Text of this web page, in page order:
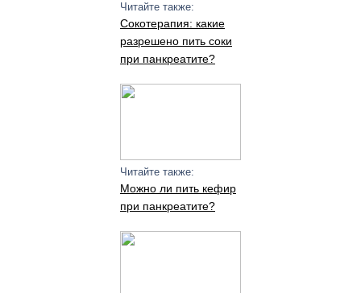
Читайте также:
Сокотерапия: какие
разрешено пить соки
при панкреатите?
Читайте также:
Можно ли пить кефир
при панкреатите?